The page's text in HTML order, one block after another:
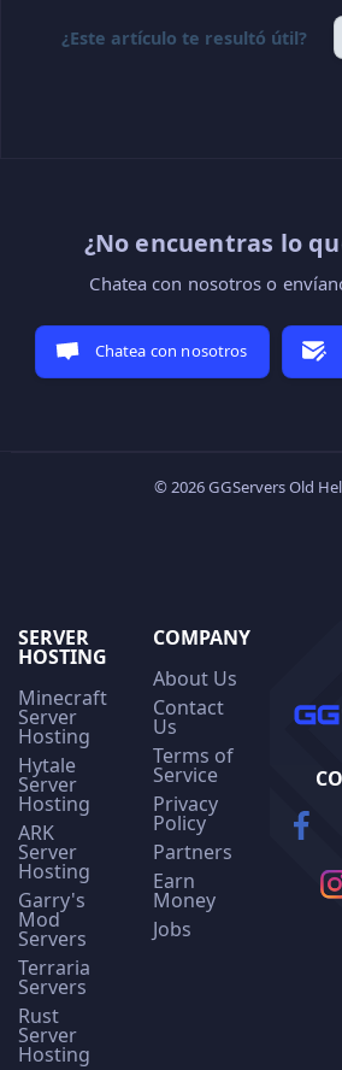
¿Este artículo te resultó útil?
¿No encuentras lo
Chatea con nosotros o
Chatea con nosotros
© 2026 GGServers Old
SERVER
HOSTING
Minecraft
Server
Hosting
Hytale
Server
Hosting
ARK
Server
Hosting
Garry's
Mod
Servers
Terraria
Servers
Rust
Server
Hosting
COMPANY
About Us
Contact
Us
Terms of
Service
Privacy
Policy
Partners
Earn
Money
Jobs